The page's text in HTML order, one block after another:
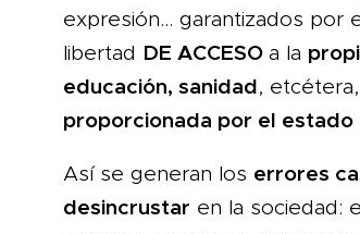
expresión… garantizados por
libertad DE ACCESO a la
educación, sanidad,
proporcionada por el estado
Así se generan los errores
desincrustar en la sociedad: